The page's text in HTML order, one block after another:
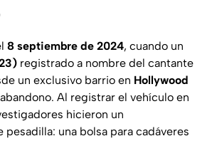
8 septiembre de 2024, cuando un
registrado a nombre del cantante
un exclusivo barrio en Hollywood
Al registrar el vehículo en
hicieron un
una bolsa para cadáveres